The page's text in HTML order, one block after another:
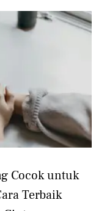
Cocok untuk
Terbaik